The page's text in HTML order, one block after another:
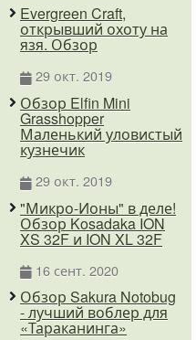
Evergreen Craft,
открывший охоту на
язя. Обзор
29 окт. 2019
Обзор Elfin Mini
Grasshopper
Маленький уловистый
кузнечик
29 окт. 2019
"Микро-Ионы" в деле!
Обзор Kosadaka ION
XS 32F и ION XL 32F
16 сент. 2020
Обзор Sakura Notobug
- лучший воблер для
«Тараканинга»